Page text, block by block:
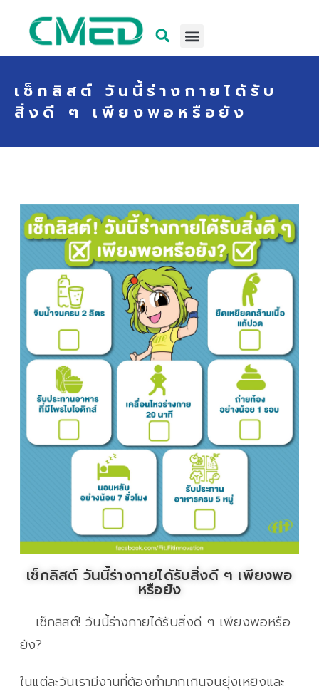
เช็กลิสต์ วันนี้ร่างกายได้รับ
สิ่งดี ๆ เพียงพอหรือยัง
เช็กลิสต์ วันนี้ร่างกายได้รับสิ่งดี ๆ เพียงพอ
หรือยัง
เช็กลิสต์! วันนี้ร่างกายได้รับสิ่งดี ๆ เพียงพอหรือ
ยัง?
ในแต่ละวันเรามีงานที่ต้องทำมากเกินจนยุ่งเหยิงและ